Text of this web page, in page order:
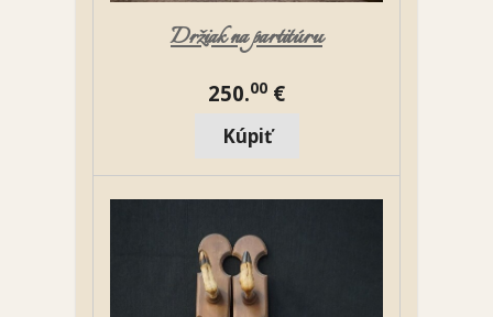
Držiak na partitúru
250.00 €